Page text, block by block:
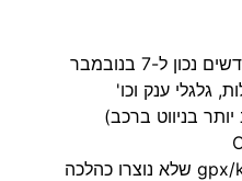
גלגלי ענק וכו'
בניווט ברכב)